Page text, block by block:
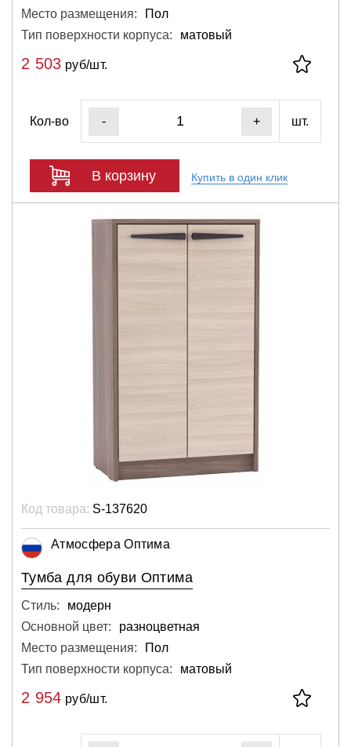
Место размещения:
Пол
Тип поверхности корпуса:
матовый
2 503 руб/шт.
Кол-во - + шт.
В корзину Купить в один клик
Код товара: S-137620
Атмосфера Оптима
Тумба для обуви Оптима
Стиль:
модерн
Основной цвет:
разноцветная
Место размещения:
Пол
Тип поверхности корпуса:
матовый
2 954 руб/шт.